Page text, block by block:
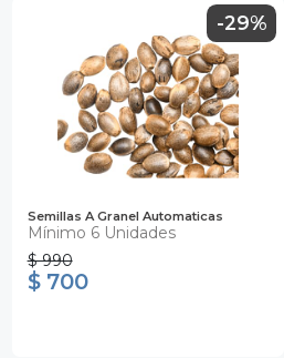
-29%
Semillas A Granel Automaticas
Mínimo 6 Unidades
$ 990
$ 700